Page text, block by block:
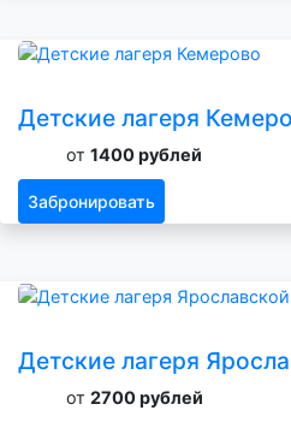
Детские лагеря
от 1400 рублей
Забронировать
Детские лагеря
от 2700 рублей